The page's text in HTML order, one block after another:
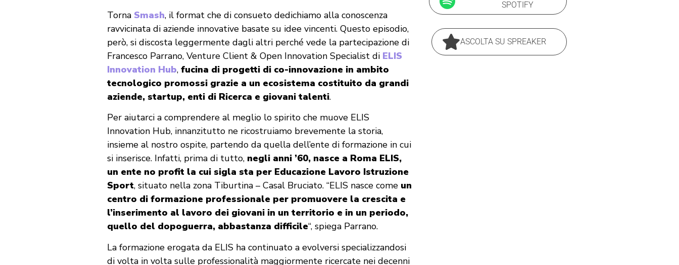
Torna Smash, il format che di consueto dedichiamo alla conoscenza
ravvicinata di aziende innovative basate su idee vincenti. Questo episodio,
però, si discosta leggermente dagli altri perché vede la partecipazione di
Francesco Parrano, Venture Client & Open Innovation Specialist di ELIS
Innovation Hub,fucina di progetti di co-innovazione in ambito
tecnologico promossi grazie a un ecosistema costituito da grandi
aziende, startup, enti di Ricerca e giovani talenti.
Per aiutarci a comprendere al meglio lo spirito che muove ELIS
Innovation Hub, innanzitutto ne ricostruiamo brevemente la storia,
insieme al nostro ospite, partendo da quella dell’ente di formazione in cui
si inserisce. Infatti, prima di tutto, negli anni ’60, nasce a Roma ELIS,
un ente no profit la cui sigla sta per Educazione Lavoro Istruzione
Sport, situato nella zona Tiburtina – Casal Bruciato. “ELIS nasce come un
centro di formazione professionale per promuovere la crescita e
l’inserimento al lavoro dei giovani in un territorio e in un periodo,
quello del dopoguerra, abbastanza difficile“, spiega Parrano.
La formazione erogata da ELIS ha continuato a evolversi specializzandosi
di volta in volta sulle professionalità maggiormente ricercate nei decenni
SPOTIFY
ASCOLTA SU SPREAKER